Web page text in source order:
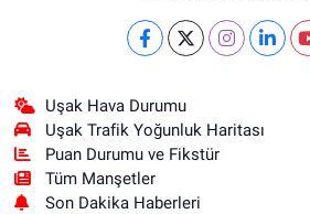
Uşak Hava Durumu
Uşak Trafik Yoğunluk Haritası
Puan Durumu ve Fikstür
Tüm Manşetler
Son Dakika Haberleri